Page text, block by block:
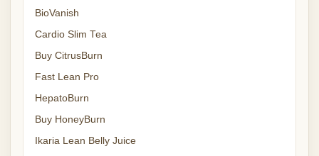
BioVanish
Cardio Slim Tea
Buy CitrusBurn
Fast Lean Pro
HepatoBurn
Buy HoneyBurn
Ikaria Lean Belly Juice